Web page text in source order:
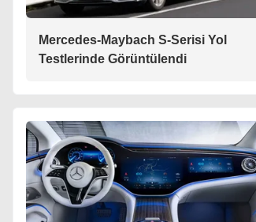
Mercedes-Maybach S-Serisi Yol
Testlerinde Görüntülendi